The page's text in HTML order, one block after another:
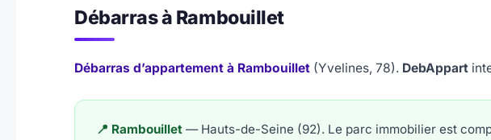
Débarras à Rambouillet
Débarras d’appartement à Rambouillet (Yvelines, 78). DebAppart
📍 Rambouillet — Hauts-de-Seine (92). Le parc immobilier est